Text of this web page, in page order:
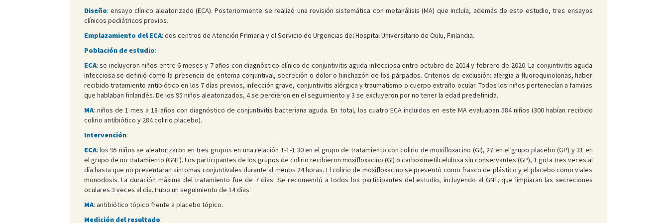
Diseño: ensayo clínico aleatorizado (ECA). Posteriormente se realizó una revisión sistemática con metanálisis (MA) que incluía, además de este estudio, tres ensayos
clínicos pediátricos previos.
Emplazamiento del ECA: dos centros de Atención Primaria y el Servicio de Urgencias del Hospital Universitario de Oulu, Finlandia.
Población de estudio:
ECA: se incluyeron niños entre 6 meses y 7 años con diagnóstico clínico de conjuntivitis aguda infecciosa entre octubre de 2014 y febrero de 2020. La conjuntivitis aguda
infecciosa se definió como la presencia de eritema conjuntival, secreción o dolor o hinchazón de los párpados. Criterios de exclusión: alergia a fluoroquinolonas, haber
recibido tratamiento antibiótico en los 7 días previos, infección grave, conjuntivitis alérgica y traumatismo o cuerpo extraño ocular. Todos los niños pertenecían a familias
que hablaban finlandés. De los 95 niños aleatorizados, 4 se perdieron en el seguimiento y 3 se excluyeron por no tener la edad predefinida.
MA: niños de 1 mes a 18 años con diagnóstico de conjuntivitis bacteriana aguda. En total, los cuatro ECA incluidos en este MA evaluaban 584 niños (300 habían recibido
colirio antibiótico y 284 colirio placebo).
Intervención:
ECA: los 95 niños se aleatorizaron en tres grupos en una relación 1-1-1:30 en el grupo de tratamiento con colirio de moxifloxacino (GI), 27 en el grupo placebo (GP) y 31 en
el grupo de no tratamiento (GNT). Los participantes de los grupos de colirio recibieron moxifloxacino (GI) o carboximetilcelulosa sin conservantes (GP), 1 gota tres veces al
día hasta que no presentaran síntomas conjuntivales durante al menos 24 horas. El colirio de moxifloxacino se presentó como frasco de plástico y el placebo como viales
monodosis. La duración máxima del tratamiento fue de 7 días. Se recomendó a todos los participantes del estudio, incluyendo al GNT, que limpiaran las secreciones
oculares 3 veces al día. Hubo un seguimiento de 14 días.
MA: antibiótico tópico frente a placebo tópico.
Medición del resultado: